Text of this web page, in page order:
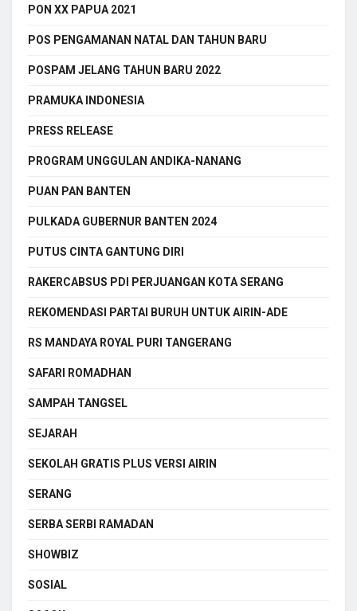
PON XX PAPUA 2021
POS PENGAMANAN NATAL DAN TAHUN BARU
POSPAM JELANG TAHUN BARU 2022
PRAMUKA INDONESIA
PRESS RELEASE
PROGRAM UNGGULAN ANDIKA-NANANG
PUAN PAN BANTEN
PULKADA GUBERNUR BANTEN 2024
PUTUS CINTA GANTUNG DIRI
RAKERCABSUS PDI PERJUANGAN KOTA SERANG
REKOMENDASI PARTAI BURUH UNTUK AIRIN-ADE
RS MANDAYA ROYAL PURI TANGERANG
SAFARI ROMADHAN
SAMPAH TANGSEL
SEJARAH
SEKOLAH GRATIS PLUS VERSI AIRIN
SERANG
SERBA SERBI RAMADAN
SHOWBIZ
SOSIAL